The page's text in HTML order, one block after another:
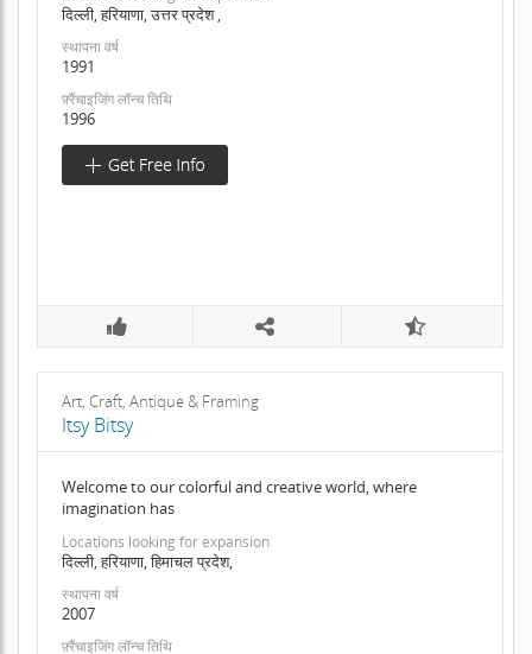
दिल्ली, हरियाणा, उत्तर प्रदेश ,
स्थापना वर्ष
1991
फ़्रैंचाइजिंग लॉन्च तिथि
1996
Art, Craft, Antique & Framing
Itsy Bitsy
Welcome to our colorful and creative world, where
imagination has
Locations looking for expansion
दिल्ली, हरियाणा, हिमाचल प्रदेश,
स्थापना वर्ष
2007
फ़्रैंचाइजिंग लॉन्च तिथि